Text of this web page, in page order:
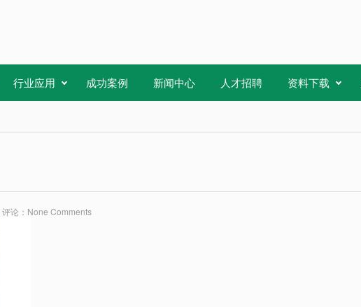
行业应用 成功案例 新闻中心 人才招聘 资料下载
评论： None Comments